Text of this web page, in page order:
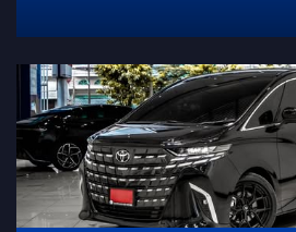
กับจอเดิมของรถ จอหน้าและจอหลังสามารถรับชมได้พร้อมๆกัน เชื่อมต่อ
ออนไลน์ รองรับการใช้งานแอปพลิเคชั่นต่างๆ ใช้งานร่วมกันได้ทุกๆแอป
เพลิดเพลินไปกับประสบการณ์การดูหนังฟังเ
APPLE TV ที่ให้ได้มากกว่าทีวี